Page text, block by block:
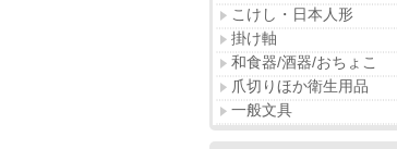
こけし・日本人形
掛け軸
和食器/酒器/おちょこ
爪切りほか衛生用品
一般文具